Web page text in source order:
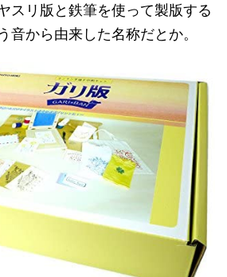
スリ版と鉄筆を使って製版する
音から由来した名称だとか。